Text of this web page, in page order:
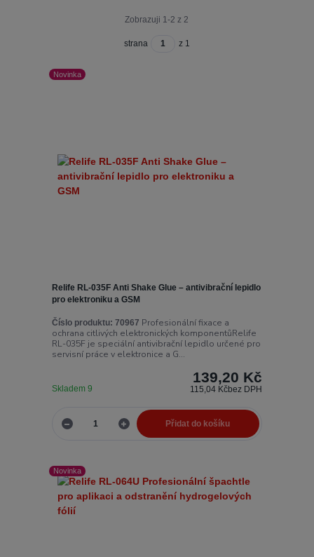
Zobrazuji 1-2 z 2
strana z 1
Novinka
Relife RL-035F Anti Shake Glue – antivibrační lepidlo
pro elektroniku a GSM
Číslo produktu: 70967 Profesionální fixace a
ochrana citlivých elektronických komponentůRelife
RL-035F je speciální antivibrační lepidlo určené pro
servisní práce v elektronice a G...
139,20 Kč
115,04 Kčbez DPH
Skladem 9
Přidat do košíku
Novinka